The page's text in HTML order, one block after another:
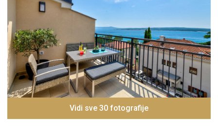
Vidi sve 30 fotografije